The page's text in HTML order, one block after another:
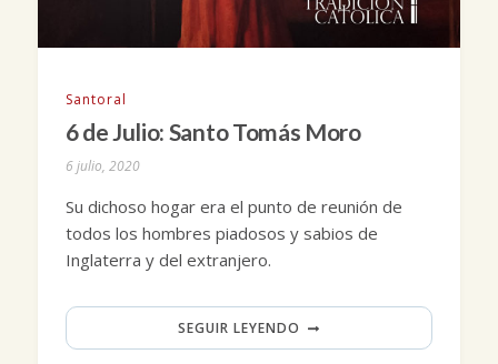
Santoral
6 de Julio: Santo Tomás Moro
6 julio, 2020
Su dichoso hogar era el punto de reunión de
todos los hombres piadosos y sabios de
Inglaterra y del extranjero.
SEGUIR LEYENDO